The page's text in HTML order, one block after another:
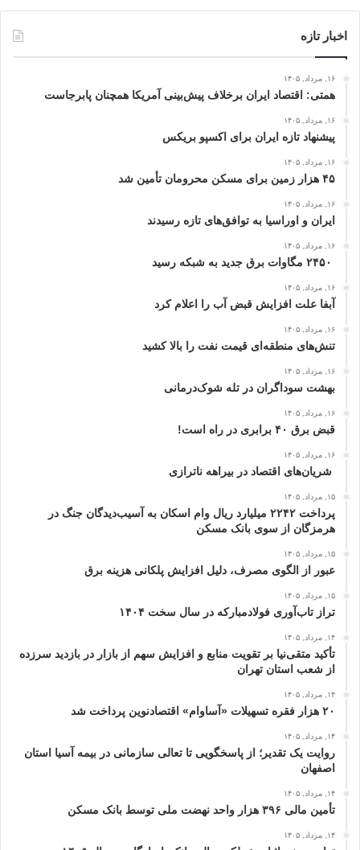
اخبار تازه
۱۶, مرداد, ۱۴۰۵
همتی: اقتصاد ایران برخلاف پیش‌بینی آمریکا همچنان پابرجاست
۱۶, مرداد, ۱۴۰۵
پیشنهاد تازه ایران برای اکسپو بریکس
۱۶, مرداد, ۱۴۰۵
۴۵ هزار زمین برای مسکن محرومان تأمین شد
۱۶, مرداد, ۱۴۰۵
ایران و اوراسیا به توافق‌های تازه رسیدند
۱۶, مرداد, ۱۴۰۵
۱۶, مرداد, ۱۴۰۵
آبفا علت افزایش قبض آب را اعلام کرد
۱۶, مرداد, ۱۴۰۵
تنش‌های منطقه‌ای قیمت نفت را بالا کشید
۱۶, مرداد, ۱۴۰۵
بهشت سوداگران در تله شوک‌درمانی
۱۶, مرداد, ۱۴۰۵
قبض برق ۴۰ برابری در راه است!
۱۶, مرداد, ۱۴۰۵
شریان‌های اقتصاد در بیراهه ناترازی
۱۵, مرداد, ۱۴۰۵
پرداخت ۲۲۴۲ میلیارد ریال وام اسکان به آسیب‌دیدگان جنگ در
هرمزگان از سوی بانک مسکن
۱۵, مرداد, ۱۴۰۵
عبور از الگوی مصرف، دلیل افزایش پلکانی هزینه برق
۱۵, مرداد, ۱۴۰۵
تراز تاب‌آوری فولادمبارکه در سال سخت ۱۴۰۴
۱۴, مرداد, ۱۴۰۵
تأکید متقی‌نیا بر تقویت منابع و افزایش سهم از بازار در بازدید سرزده
از شعب استان تهران
۱۴, مرداد, ۱۴۰۵
۲۰ هزار فقره تسهیلات «آساوام» اقتصادنوین پرداخت شد
۱۴, مرداد, ۱۴۰۵
روایت یک تقدیر؛ از پاسخگویی تا تعالی سازمانی در بیمه آسیا استان
اصفهان
۱۴, مرداد, ۱۴۰۵
تأمین مالی ۳۹۶ هزار واحد نهضت ملی توسط بانک مسکن
۱۴, مرداد, ۱۴۰۵